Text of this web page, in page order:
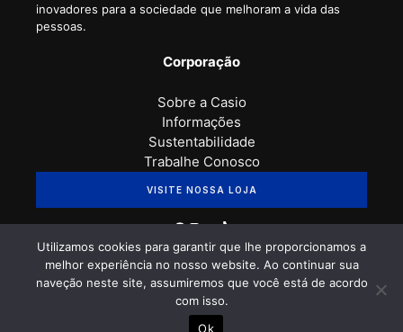
inovadores para a sociedade que melhoram a vida das
pessoas.
Corporação
Sobre a Casio
Informações
Sustentabilidade
Trabalhe Conosco
VISITE NOSSA LOJA
Facebook
Instagram
Youtube
TikTok
© 2026 - Blog Casio - UI & UX projetado por liveSEO.
Utilizamos cookies para garantir que lhe proporcionamos a
melhor experiência no nosso website. Ao continuar sua
naveção neste site, assumiremos que você está de acordo
com isso.
Ok